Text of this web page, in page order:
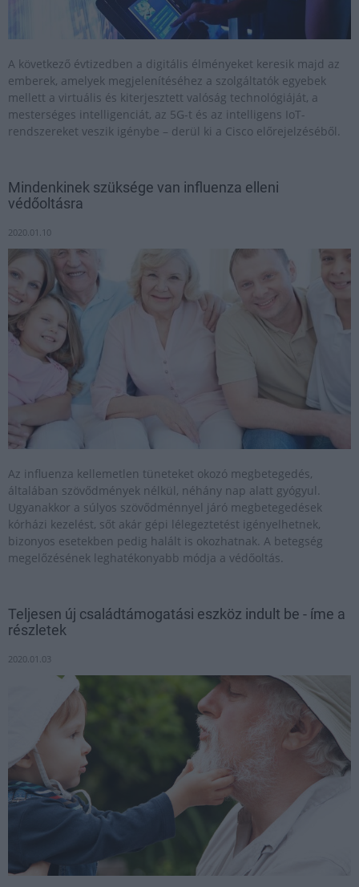
A következő évtizedben a digitális élményeket keresik majd az
emberek, amelyek megjelenítéséhez a szolgáltatók egyebek
mellett a virtuális és kiterjesztett valóság technológiáját, a
mesterséges intelligenciát, az 5G-t és az intelligens IoT-
rendszereket veszik igénybe – derül ki a Cisco előrejelzéséből.
Mindenkinek szüksége van influenza elleni
védőoltásra
2020.01.10
Az influenza kellemetlen tüneteket okozó megbetegedés,
általában szövődmények nélkül, néhány nap alatt gyógyul.
Ugyanakkor a súlyos szövődménnyel járó megbetegedések
kórházi kezelést, sőt akár gépi lélegeztetést igényelhetnek,
bizonyos esetekben pedig halált is okozhatnak. A betegség
megelőzésének leghatékonyabb módja a védőoltás.
Teljesen új családtámogatási eszköz indult be - íme a
részletek
2020.01.03